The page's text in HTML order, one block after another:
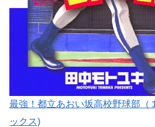
最強！都立あおい坂高校野球部（
ックス)